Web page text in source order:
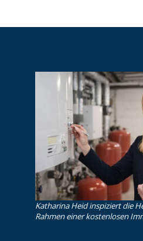
Katharina Heid inspiziert die
Rahmen einer kostenlosen